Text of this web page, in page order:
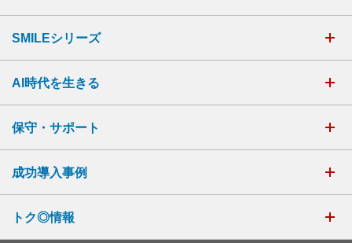
SMILEシリーズ
AI時代を生きる
保守・サポート
成功導入事例
トク◎情報